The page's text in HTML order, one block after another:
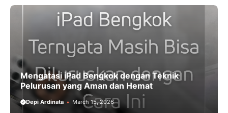
Mengatasi iPad Bengkok dengan Teknik
Pelurusan yang Aman dan Hemat
Depi Ardinata March 15, 2026